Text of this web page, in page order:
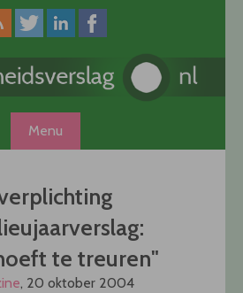
Menu
te treuren"
, 20 oktober 2004